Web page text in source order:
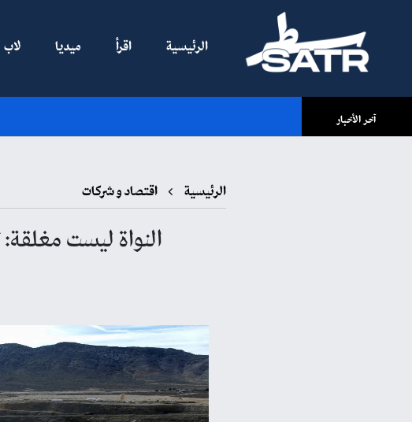
الرئيسية اقرأ ميديا لاب
آخر الأخبار
الرئيسية اقتصاد و شركات
النواة ليست